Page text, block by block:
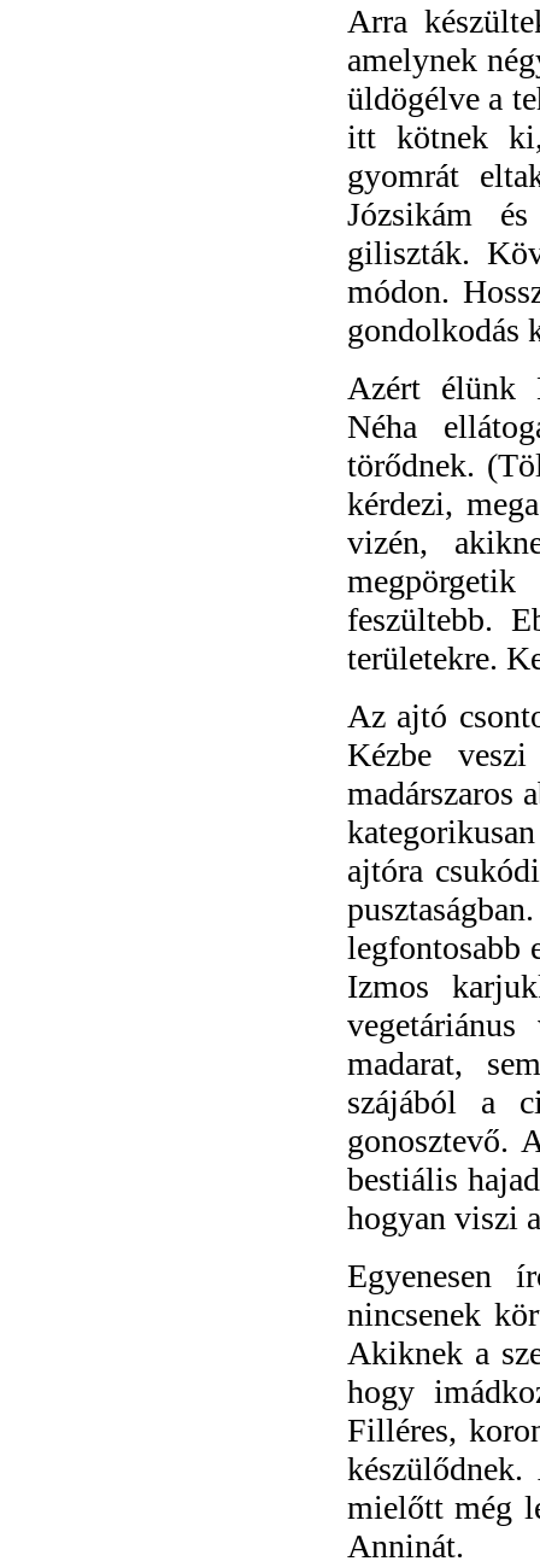
Arra
amelynek
üldögélve a
itt kötnek
gyomrát
Józsikám
giliszták.
módon.
gondolkodás
Azért élünk
Néha
törődnek.
kérdezi,
vizén,
feszültebb.
területekre.
Az ajtó
Kézbe
madárszaros
ajtóra
legfontosabb
Izmos
madarat,
szájából a
gonosztevő.
bestiális
hogyan viszi
Egyenesen
nincsenek
Akiknek a
hogy
Filléres,
mielőtt még
Anninát.